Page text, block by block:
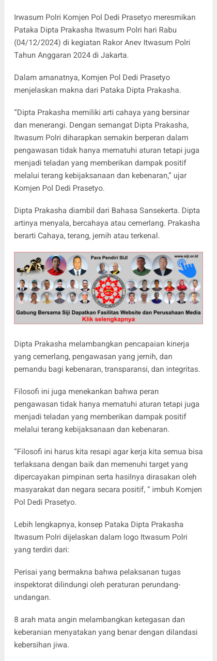
Irwasum Polri Komjen Pol Dedi Prasetyo meresmikan
Pataka Dipta Prakasha Itwasum Polri hari Rabu
(04/12/2024) di kegiatan Rakor Anev Itwasum Polri
Tahun Anggaran 2024 di Jakarta.
Dalam amanatnya, Komjen Pol Dedi Prasetyo
menjelaskan makna dari Pataka Dipta Prakasha.
“Dipta Prakasha memiliki arti cahaya yang bersinar
dan menerangi. Dengan semangat Dipta Prakasha,
Itwasum Polri diharapkan semakin berperan dalam
pengawasan tidak hanya mematuhi aturan tetapi juga
menjadi teladan yang memberikan dampak positif
melalui terang kebijaksanaan dan kebenaran,” ujar
Komjen Pol Dedi Prasetyo.
Dipta Prakasha diambil dari Bahasa Sansekerta. Dipta
artinya menyala, bercahaya atau cemerlang. Prakasha
berarti Cahaya, terang, jernih atau terkenal.
Dipta Prakasha melambangkan pencapaian kinerja
yang cemerlang, pengawasan yang jernih, dan
pemandu bagi kebenaran, transparansi, dan integritas.
Filosofi ini juga menekankan bahwa peran
pengawasan tidak hanya mematuhi aturan tetapi juga
menjadi teladan yang memberikan dampak positif
melalui terang kebijaksanaan dan kebenaran.
“Filosofi ini harus kita resapi agar kerja kita semua bisa
terlaksana dengan baik dan memenuhi target yang
dipercayakan pimpinan serta hasilnya dirasakan oleh
masyarakat dan negara secara positif, “ imbuh Komjen
Pol Dedi Prasetyo.
Lebih lengkapnya, konsep Pataka Dipta Prakasha
Itwasum Polri dijelaskan dalam logo Itwasum Polri
yang terdiri dari:
Perisai yang bermakna bahwa pelaksanan tugas
inspektorat dilindungi oleh peraturan perundang-
undangan.
8 arah mata angin melambangkan ketegasan dan
keberanian menyatakan yang benar dengan dilandasi
kebersihan jiwa.